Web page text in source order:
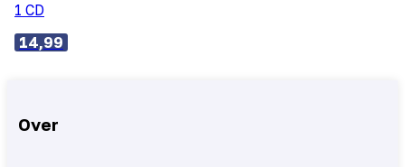
1 CD
14,99
Over